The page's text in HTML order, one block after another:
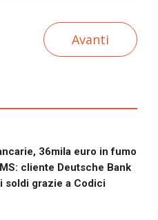
Avanti
36mila euro in fumo
cliente Deutsche Bank
soldi grazie a Codici